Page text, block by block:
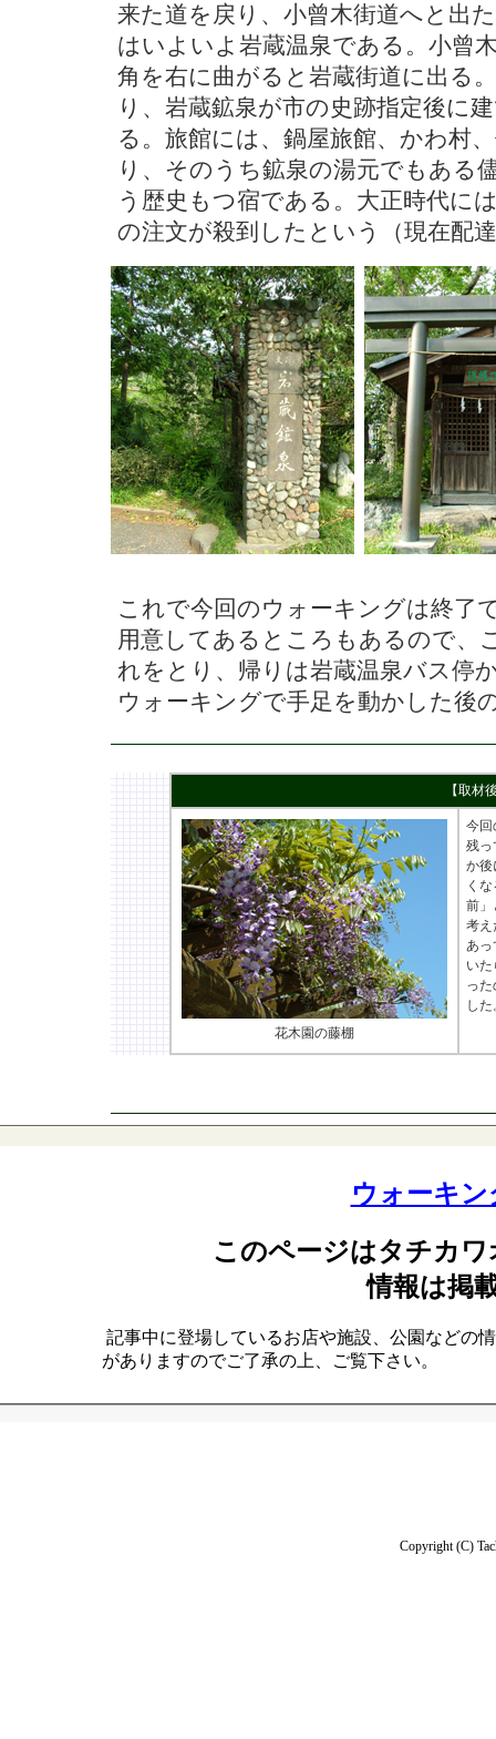
来た道を戻り、小曾木街道へと出
はいよいよ岩蔵温泉である。小曾
角を右に曲がると岩蔵街道に出る
り、岩蔵鉱泉が市の史跡指定後に
る。旅館には、鍋屋旅館、かわ村
り、そのうち鉱泉の湯元でもある
う歴史もつ宿である。大正時代に
の注文が殺到したという（現在配
これで今回のウォーキングは終了
用意してあるところもあるので、
れをとり、帰りは岩蔵温泉バス停
ウォーキングで手足を動かした後
【取
花木園の藤棚
今回
残っ
か後
く
前」
考え
あっ
い
っ
した
ウォーキ
このページはタチカ
情報は掲
記事中に登場しているお店や施設、公園などの
がありますのでご了承の上、ご覧下さい。
Copyright (C)